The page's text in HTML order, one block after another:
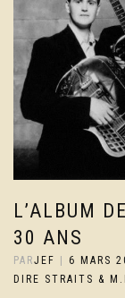
L’ALBUM
30 ANS
PARJEF 6 MARS
DIRE STRAITS &